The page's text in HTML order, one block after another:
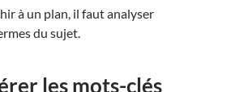
à un plan, il faut analyser
du sujet.
les mots-clés